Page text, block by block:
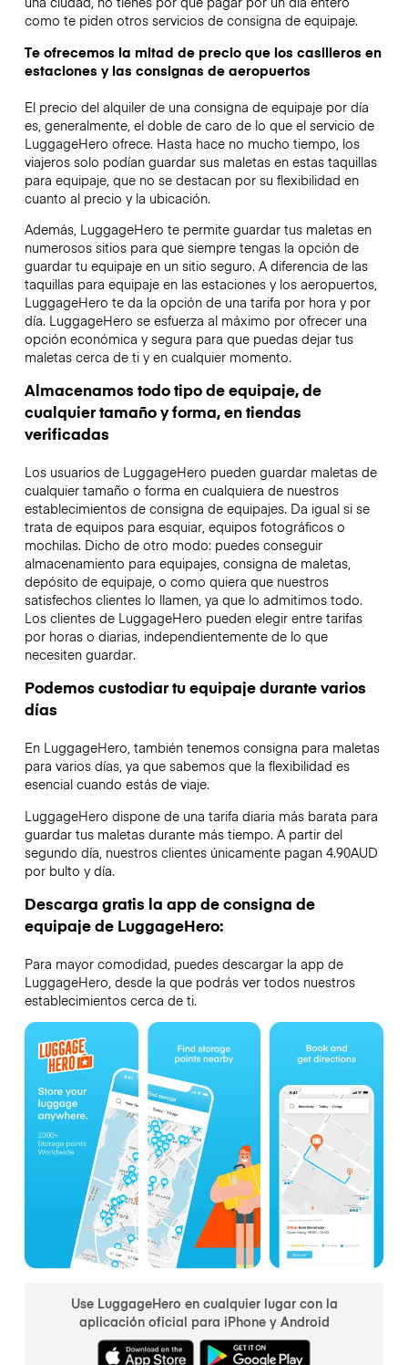
como te piden otros servicios de consigna de equipaje.
Te ofrecemos la mitad de precio que los casilleros en
estaciones y las consignas de aeropuertos
El precio del alquiler de una consigna de equipaje por día
es, generalmente, el doble de caro de lo que el servicio de
LuggageHero ofrece. Hasta hace no mucho tiempo, los
viajeros solo podían guardar sus maletas en estas taquillas
para equipaje, que no se destacan por su flexibilidad en
cuanto al precio y la ubicación.
Además, LuggageHero te permite guardar tus maletas en
numerosos sitios para que siempre tengas la opción de
guardar tu equipaje en un sitio seguro. A diferencia de las
taquillas para equipaje en las estaciones y los aeropuertos,
LuggageHero te da la opción de una tarifa por hora y por
día. LuggageHero se esfuerza al máximo por ofrecer una
opción económica y segura para que puedas dejar tus
maletas cerca de ti y en cualquier momento.
Almacenamos todo tipo de equipaje, de
cualquier tamaño y forma, en tiendas
verificadas
Los usuarios de LuggageHero pueden guardar maletas de
cualquier tamaño o forma en cualquiera de nuestros
establecimientos de consigna de equipajes. Da igual si se
trata de equipos para esquiar, equipos fotográficos o
mochilas. Dicho de otro modo: puedes conseguir
almacenamiento para equipajes, consigna de maletas,
depósito de equipaje, o como quiera que nuestros
satisfechos clientes lo llamen, ya que lo admitimos todo.
Los clientes de LuggageHero pueden elegir entre tarifas
por horas o diarias, independientemente de lo que
necesiten guardar.
Podemos custodiar tu equipaje durante varios
días
En LuggageHero, también tenemos consigna para maletas
para varios días, ya que sabemos que la flexibilidad es
esencial cuando estás de viaje.
LuggageHero dispone de una tarifa diaria más barata para
guardar tus maletas durante más tiempo. A partir del
segundo día, nuestros clientes únicamente pagan 4.90AUD
por bulto y día.
Descarga gratis la app de consigna de
equipaje de LuggageHero:
Para mayor comodidad, puedes descargar la app de
LuggageHero, desde la que podrás ver todos nuestros
establecimientos cerca de ti.
Use LuggageHero en cualquier lugar con la
aplicación oficial para iPhone y Android